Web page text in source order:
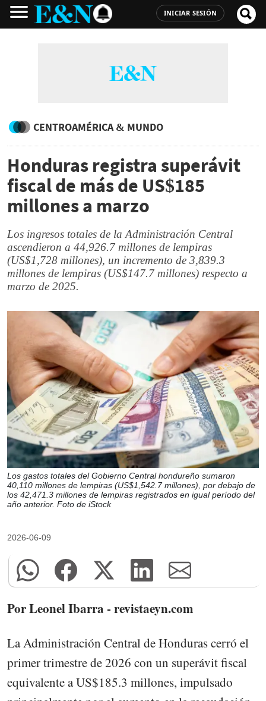
INICIAR SESIÓN
CENTROAMÉRICA & MUNDO
Honduras registra superávit
fiscal de más de US$185
millones a marzo
Los ingresos totales de la Administración Central
ascendieron a 44,926.7 millones de lempiras
(US$1,728 millones), un incremento de 3,839.3
millones de lempiras (US$147.7 millones) respecto a
marzo de 2025.
Los gastos totales del Gobierno Central hondureño sumaron
40,110 millones de lempiras (US$1,542.7 millones), por debajo de
los 42,471.3 millones de lempiras registrados en igual período del
año anterior. Foto de iStock
2026-06-09
Por Leonel Ibarra - revistaeyn.com
La Administración Central de Honduras cerró el
primer trimestre de 2026 con un superávit fiscal
equivalente a US$185.3 millones, impulsado